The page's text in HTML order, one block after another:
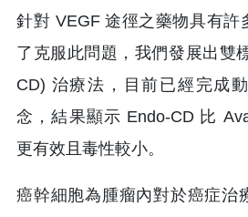
針對 VEGF 途徑之藥物具有許
了克服此問題，我們發展出雙
CD) 治療法，目前已經完成
念，結果顯示 Endo-CD 比
更有效且毒性較小。
癌幹細胞為腫瘤內對於癌症治